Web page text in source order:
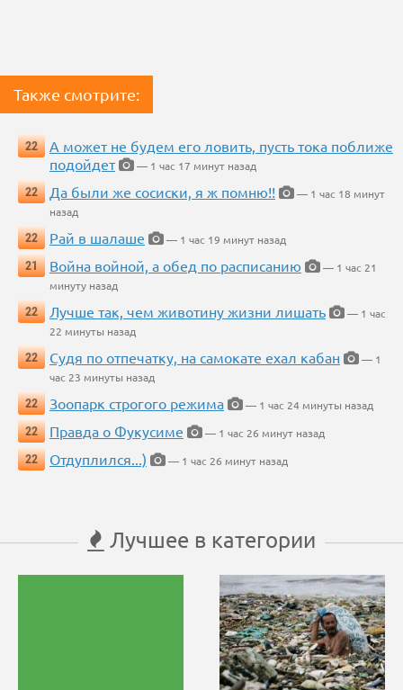
Также смотрите:
22
А может не будем его ловить, пусть тока поближе
подойдет
— 1 час 17 минут назад
22
Да были же сосиски, я ж помню!!
— 1 час 18 минут
назад
22
Рай в шалаше
— 1 час 19 минут назад
21
Война войной, а обед по расписанию
— 1 час 21
минуту назад
22
Лучше так, чем животину жизни лишать
— 1 час
22 минуты назад
22
Судя по отпечатку, на самокате ехал кабан
— 1
час 23 минуты назад
22
Зоопарк строгого режима
— 1 час 24 минуты назад
22
Правда о Фукусиме
— 1 час 26 минут назад
22
Отдуплился...) — 1 час 26 минут назад
Лучшее в категории